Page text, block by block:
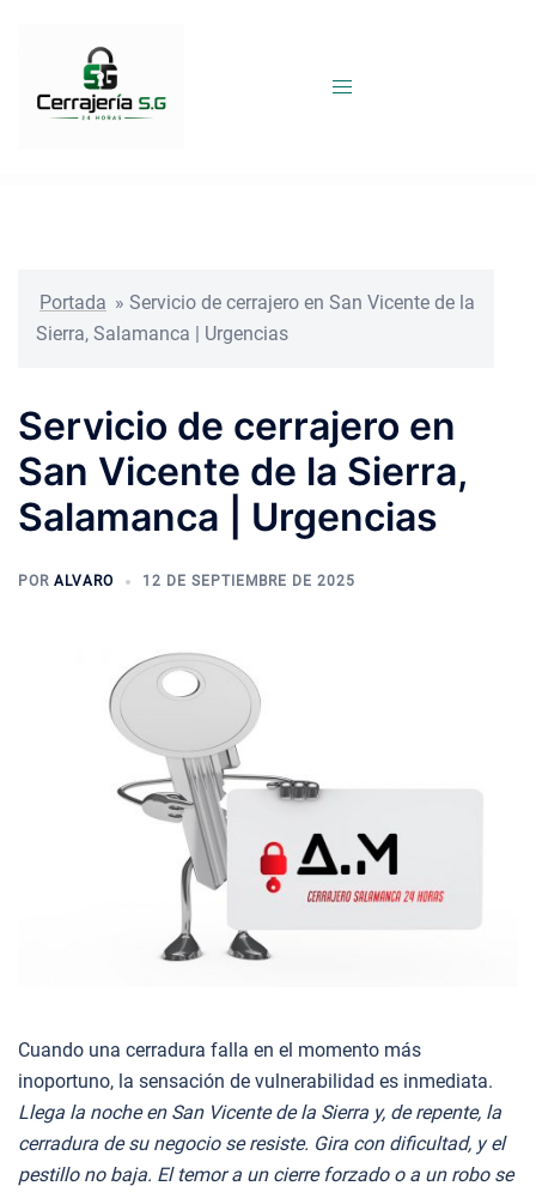
Portada » Servicio de cerrajero en San Vicente de la
Sierra, Salamanca | Urgencias
Servicio de cerrajero en
San Vicente de la Sierra,
Salamanca | Urgencias
POR ALVARO 12 DE SEPTIEMBRE DE 2025
Cuando una cerradura falla en el momento más
inoportuno, la sensación de vulnerabilidad es inmediata.
Llega la noche en San Vicente de la Sierra y, de repente, la
cerradura de su negocio se resiste. Gira con dificultad, y el
pestillo no baja. El temor a un cierre forzado o a un robo se